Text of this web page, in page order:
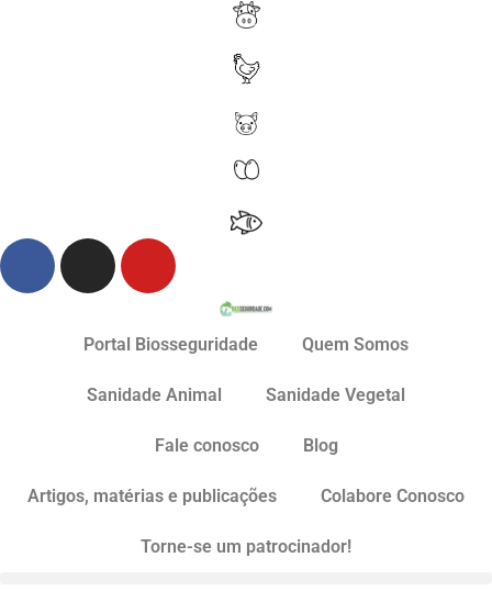
Portal Biosseguridade Quem Somos
Sanidade Animal Sanidade Vegetal
Fale conosco Blog
Artigos, matérias e publicações Colabore Conosco
Torne-se um patrocinador!